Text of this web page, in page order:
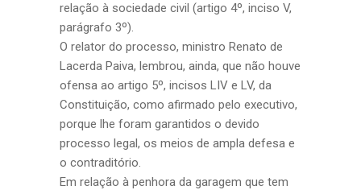
relação à sociedade civil (artigo 4º, inciso V,
parágrafo 3º).
O relator do processo, ministro Renato de
Lacerda Paiva, lembrou, ainda, que não houve
ofensa ao artigo 5º, incisos LIV e LV, da
Constituição, como afirmado pelo executivo,
porque lhe foram garantidos o devido
processo legal, os meios de ampla defesa e
o contraditório.
Em relação à penhora da garagem que tem